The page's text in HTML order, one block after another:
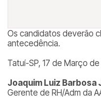
Os candidatos deverão
antecedência.
Tatuí-SP, 17 de Março de
Joaquim Luiz Barbosa
Gerente de RH/Adm da